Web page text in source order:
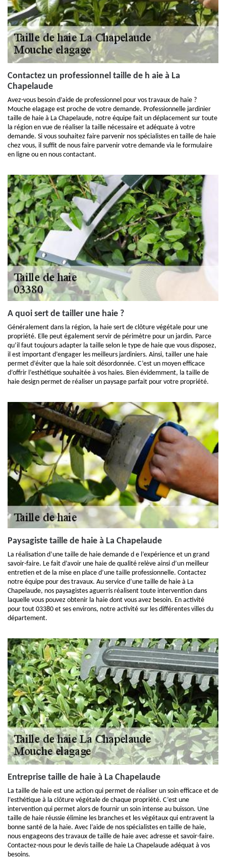
Contactez un professionnel taille de h aie à La
Chapelaude
Avez-vous besoin d’aide de professionnel pour vos travaux de haie ?
Mouche elagage est proche de votre demande. Professionnelle jardinier
taille de haie à La Chapelaude, notre équipe fait un déplacement sur toute
la région en vue de réaliser la taille nécessaire et adéquate à votre
demande. Si vous souhaitez faire parvenir nos spécialistes en taille de haie
chez vous, il suffit de nous faire parvenir votre demande via le formulaire
en ligne ou en nous contactant.
A quoi sert de tailler une haie ?
Généralement dans la région, la haie sert de clôture végétale pour une
propriété. Elle peut également servir de périmètre pour un jardin. Parce
qu’il faut toujours adapter la taille selon le type de haie que vous disposez,
il est important d’engager les meilleurs jardiniers. Ainsi, tailler une haie
permet d’éviter que la haie soit désordonnée. C’est un moyen efficace
d’offrir l’esthétique souhaitée à vos haies. Bien évidemment, la taille de
haie design permet de réaliser un paysage parfait pour votre propriété.
Paysagiste taille de haie à La Chapelaude
La réalisation d’une taille de haie demande d e l’expérience et un grand
savoir-faire. Le fait d’avoir une haie de qualité relève ainsi d’un meilleur
entretien et de la mise en place d’une taille professionnelle. Contactez
notre équipe pour des travaux. Au service d’une taille de haie à La
Chapelaude, nos paysagistes aguerris réalisent toute intervention dans
laquelle vous pouvez obtenir la haie dont vous avez besoin. En activité
pour tout 03380 et ses environs, notre activité sur les différentes villes du
département.
Entreprise taille de haie à La Chapelaude
La taille de haie est une action qui permet de réaliser un soin efficace et de
l’esthétique à la clôture végétale de chaque propriété. C’est une
intervention qui permet alors de fournir un soin intense au buisson. Une
taille de haie réussie élimine les branches et les végétaux qui entravent la
bonne santé de la haie. Avec l’aide de nos spécialistes en taille de haie,
nous engageons des travaux de taille de haie avec adresse et savoir-faire.
Contactez-nous pour le devis taille de haie La Chapelaude adéquat à vos
besoins.